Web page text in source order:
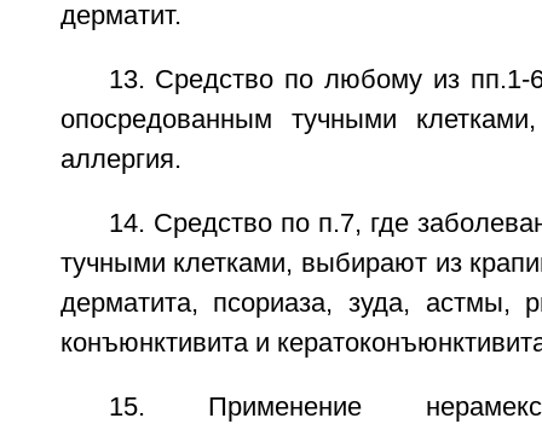
дерматит.
13. Средство по любому из пп.1-
опосредованным тучными
аллергия.
14. Средство по п.7, где
тучными клетками, выбирают из
дерматита, псориаза, зуда, астмы,
конъюнктивита и
15. Применение